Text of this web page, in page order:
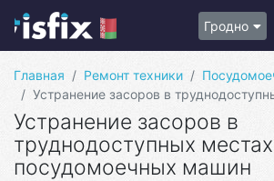
Гродно
Главная Ремонт техники
Устранение засоров в
Устранение засоров в
труднодоступных местах
посудомоечных машин